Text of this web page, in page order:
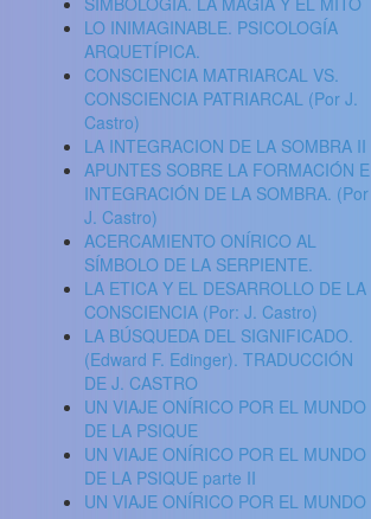
LO INIMAGINABLE. PSICOLOGÍA
ARQUETÍPICA.
CONSCIENCIA MATRIARCAL VS.
CONSCIENCIA PATRIARCAL (Por J.
Castro)
LA INTEGRACION DE LA SOMBRA II
APUNTES SOBRE LA FORMACIÓN E
INTEGRACIÓN DE LA SOMBRA. (Por
J. Castro)
ACERCAMIENTO ONÍRICO AL
SÍMBOLO DE LA SERPIENTE.
LA ETICA Y EL DESARROLLO DE LA
CONSCIENCIA (Por: J. Castro)
LA BÚSQUEDA DEL SIGNIFICADO.
(Edward F. Edinger). TRADUCCIÓN
DE J. CASTRO
UN VIAJE ONÍRICO POR EL MUNDO
DE LA PSIQUE
UN VIAJE ONÍRICO POR EL MUNDO
DE LA PSIQUE parte II
UN VIAJE ONÍRICO POR EL MUNDO